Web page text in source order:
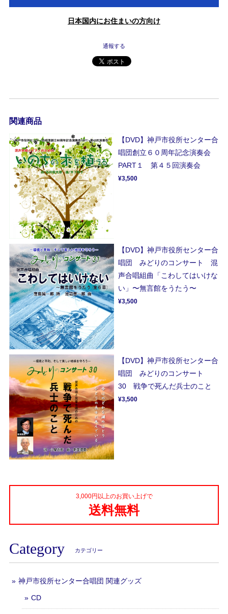
日本国内にお住まいの方向け
通報する
関連商品
【DVD】神戸市役所センター合
唱団創立６０周年記念演奏会
PART１ 第４５回演奏会
¥3,500
【DVD】神戸市役所センター合
唱団 みどりのコンサート 混
声合唱組曲「こわしてはいけな
い」〜無言館をうたう〜
¥3,500
【DVD】神戸市役所センター合
唱団 みどりのコンサート
30 戦争で死んだ兵士のこと
¥3,500
3,000円以上のお買い上げで
送料無料
Category カテゴリー
神戸市役所センター合唱団 関連グッズ
CD